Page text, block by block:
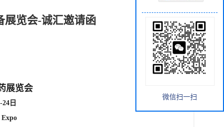
展览会-诚汇邀请函
展览会
24日
Expo
微信扫一扫